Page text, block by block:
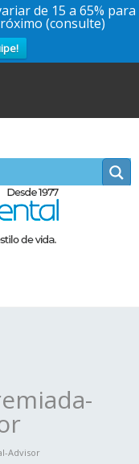
de 15 a 65% para
(consulte)
Advisor